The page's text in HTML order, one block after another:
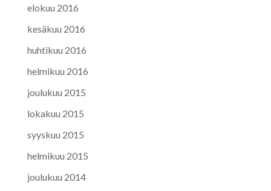
elokuu 2016
kesäkuu 2016
huhtikuu 2016
helmikuu 2016
joulukuu 2015
lokakuu 2015
syyskuu 2015
helmikuu 2015
joulukuu 2014